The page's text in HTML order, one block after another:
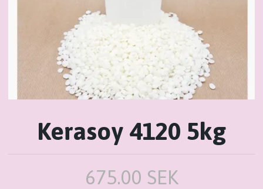
Kerasoy 4120 5kg
675.00 SEK